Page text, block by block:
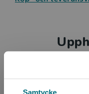
Samtycke